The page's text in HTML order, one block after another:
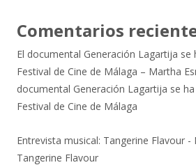
Comentarios
El documental Generación Lagartija se
Festival de Cine de Málaga – Martha
documental Generación Lagartija se
Festival de Cine de Málaga
Entrevista musical: Tangerine Flavour -
Tangerine Flavour